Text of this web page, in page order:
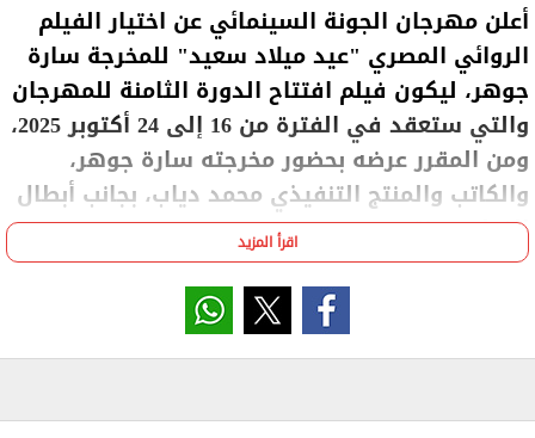
أعلن مهرجان الجونة السينمائي عن اختيار الفيلم
الروائي المصري "عيد ميلاد سعيد" للمخرجة سارة
جوهر، ليكون فيلم افتتاح الدورة الثامنة للمهرجان
والتي ستعقد في الفترة من 16 إلى 24 أكتوبر 2025،
ومن المقرر عرضه بحضور مخرجته سارة جوهر،
والكاتب والمنتج التنفيذي محمد دياب، بجانب أبطال
الفيلم ومنتجيه.
ويأتي هذا الاختيار ليشكّل انطلاقة لرحلة الفيلم
السينمائية في مصر والعالم العربي، بعد عرضه الأول في
الدورة الأخيرة من مهرجان ترايبيكا السينمائي 2025، حيث
سيناريو دولي، وجائزة نورا إيفرون لأفضل مخرجة والتي
اقرأ المزيد